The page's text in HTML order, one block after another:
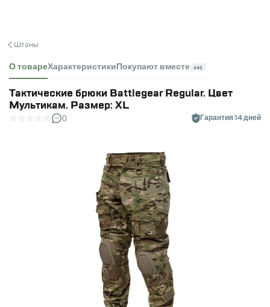
Штаны
О товареХарактеристики Покупают вместе 446
Тактические брюки Battlegear Regular. Цвет
Мультикам. Размер: XL
0 Гарантия 14 дней